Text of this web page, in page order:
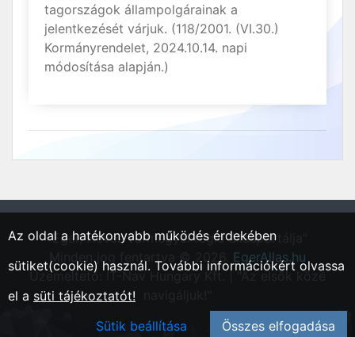
tagországok állampolgárainak a
jelentkezését várjuk. (118/2001. (VI.30.)
Kormányrendelet, 2024.10.14. napi
módosítása alapján.)
"Eger, Heves vármegyei régió állásportálja"
Minden jog fentartva © 2026. EgerAllas.hu
Üzemeltető: IT-Nav Hungary Kft. | "Az elsők közé
Az oldal a hatékonyabb működés érdekében
sütiket(cookie) használ. További információkért olvassa
el a süti tájékoztatót!
Sütik beállítása
Összes elfogadása